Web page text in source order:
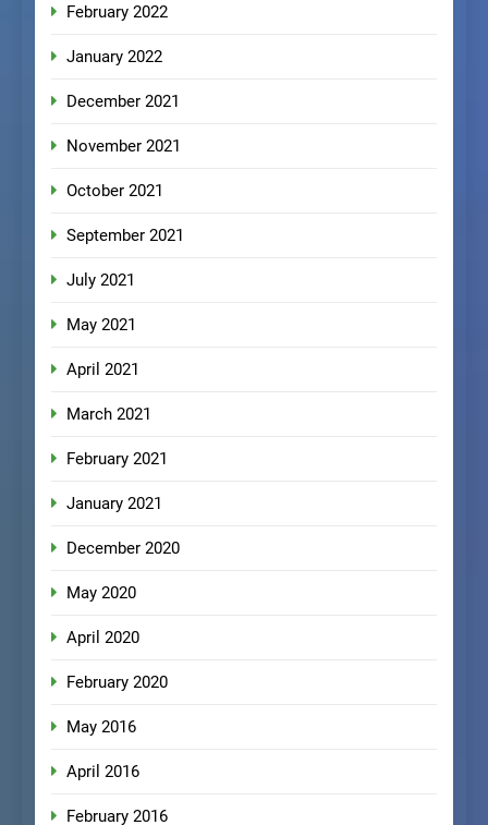
February 2022
January 2022
December 2021
November 2021
October 2021
September 2021
July 2021
May 2021
April 2021
March 2021
February 2021
January 2021
December 2020
May 2020
April 2020
February 2020
May 2016
April 2016
February 2016